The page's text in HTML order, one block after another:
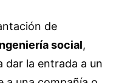
de
social,
dar la entrada a un